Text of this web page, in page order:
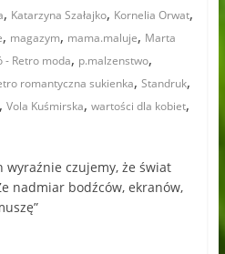
, Katarzyna Szałajko, Kornelia Orwat,
, magazym, mama.maluje, Marta
- Retro moda, p.malzenstwo,
romantyczna sukienka, Standruk,
, Vola Kuśmirska, wartości dla kobiet,
wyraźnie czujemy, że świat
nadmiar bodźców, ekranów,